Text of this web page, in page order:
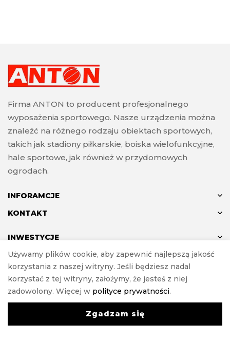
Firma ANTON to producent profesjonalnego
wyposażenia sportowego. Nasze urządzenia można
znaleźć na różnego rodzaju obiektach sportowych,
takich jak stadiony piłkarskie, boiska wielofunkcyjne,
hale sportowe, jak również w przydomowych
ogrodach.
INFORAMCJE
KONTAKT
INWESTYCJE
© ANTON 2024
Realizacjae-Sklepy Investnet
Używamy plików cookie, aby zapewnić najlepszą jakość
korzystania z naszej witryny. Jeśli będziesz nadal
korzystać z tej witryny, założymy, że jesteś z niej
zadowolony. Więcej w polityce prywatności.
Zgadzam się